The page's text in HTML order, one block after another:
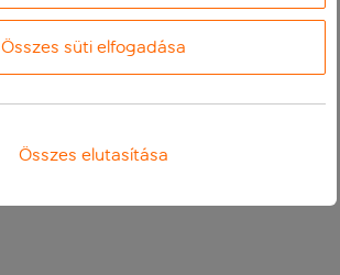
Összes süti elfogadása
Összes elutasítása